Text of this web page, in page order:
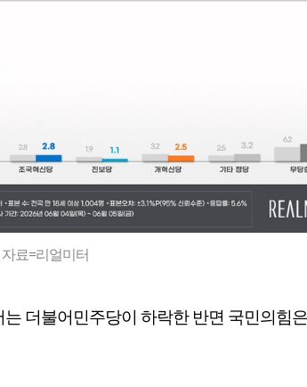
료=리얼미터
더불어민주당이 하락한 반면 국민의힘